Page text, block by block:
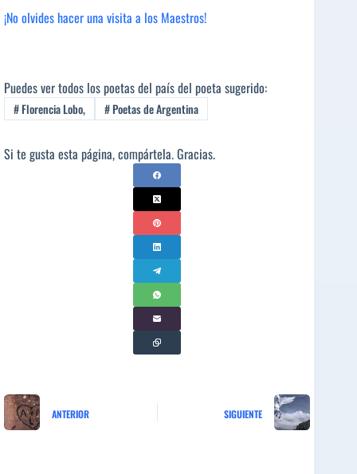
¡No olvides hacer una visita a los Maestros!
Puedes ver todos los poetas del país del poeta sugerido:
#Florencia Lobo, #Poetas de Argentina
Si te gusta esta página, compártela. Gracias.
ANTERIOR SIGUIENTE